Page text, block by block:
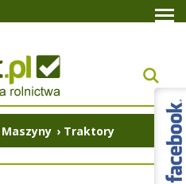
Maszyny › Traktory